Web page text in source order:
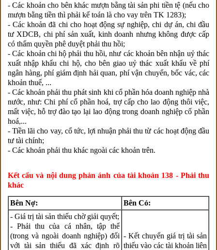
- Các khoản cho bên khác mượn bằng tài sản phi tiền tệ (nếu cho
mượn bằng tiền thì phải kế toán là cho vay trên TK 1283);
- Các khoản đã chi cho hoạt động sự nghiệp, chi dự án, chi đầu
tư XDCB, chi phí sản xuất, kinh doanh nhưng không được cấp
có thẩm quyền phê duyệt phải thu hồi;
- Các khoản chi hộ phải thu hồi, như các khoản bên nhận uỷ thác
xuất nhập khẩu chi hộ, cho bên giao uỷ thác xuất khẩu về phí
ngân hàng, phí giám định hải quan, phí vận chuyển, bốc vác, các
khoản thuế, ...
- Các khoản phải thu phát sinh khi cổ phần hóa doanh nghiệp nhà
nước, như: Chi phí cổ phần hoá, trợ cấp cho lao động thôi việc,
mất việc, hỗ trợ đào tạo lại lao động trong doanh nghiệp cổ phần
hoá,...
- Tiền lãi cho vay, cổ tức, lợi nhuận phải thu từ các hoạt động đầu
tư tài chính;
- Các khoản phải thu khác ngoài các khoản trên.
Kết cấu và nội dung phản ánh của tài khoản 138 - Phải thu
khác
Bên Nợ:
Bên Có:
- Giá trị tài sản thiếu chờ giải quyết;
- Phải thu của cá nhân, tập thể
(trong và ngoài doanh nghiệp) đối
với tài sản thiếu đã xác định rõ
- Kết chuyển giá trị tài sản
thiếu vào các tài khoản liên